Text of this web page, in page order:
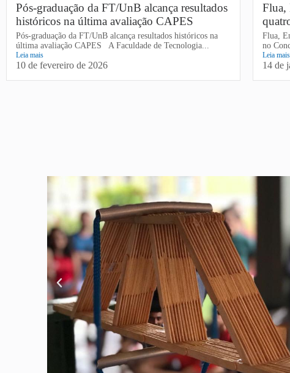
Pós-graduação da FT/UnB alcança resultados
históricos na última avaliação CAPES
Pós-graduação da FT/UnB alcança resultados históricos na
última avaliação CAPES A Faculdade de Tecnologia...
Leia mais
10 de fevereiro de 2026
Flua,
Flua,
no
Leia mais
14 de